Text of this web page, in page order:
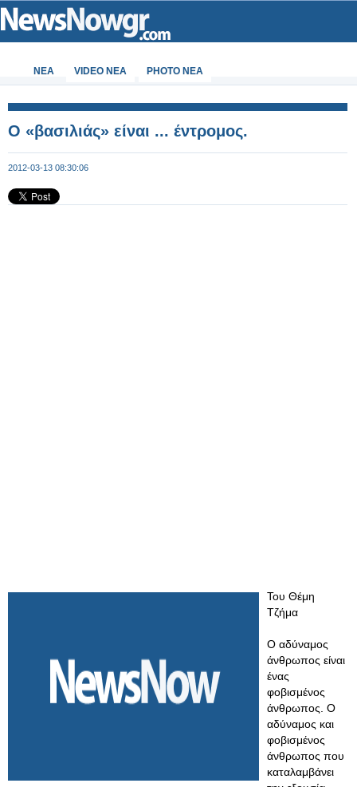
ΝΕΑ VIDEO NEA PHOTO NEA
Ο «βασιλιάς» είναι ... έντρομος.
2012-03-13 08:30:06
Του Θέμη
Τζήμα
Ο αδύναμος
άνθρωπος είναι
ένας
φοβισμένος
άνθρωπος. Ο
αδύναμος και
φοβισμένος
άνθρωπος που
καταλαμβάνει